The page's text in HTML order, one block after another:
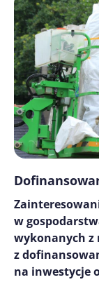
w
wykonanych z
z
na inwestycje